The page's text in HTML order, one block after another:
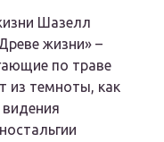
Шазелл
жизни» –
по траве
из темноты, как